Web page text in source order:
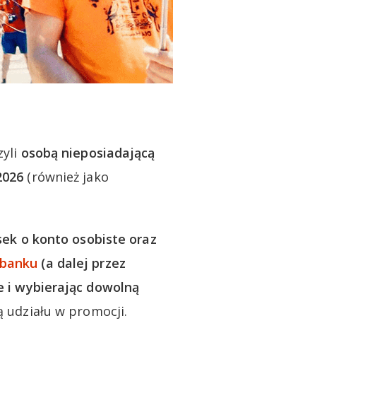
osobą nieposiadającą
(również jako
o konto osobiste oraz
(a dalej przez
i wybierając dowolną
udziału w promocji.